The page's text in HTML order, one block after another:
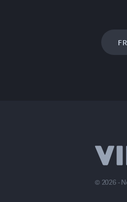
© 2026 -